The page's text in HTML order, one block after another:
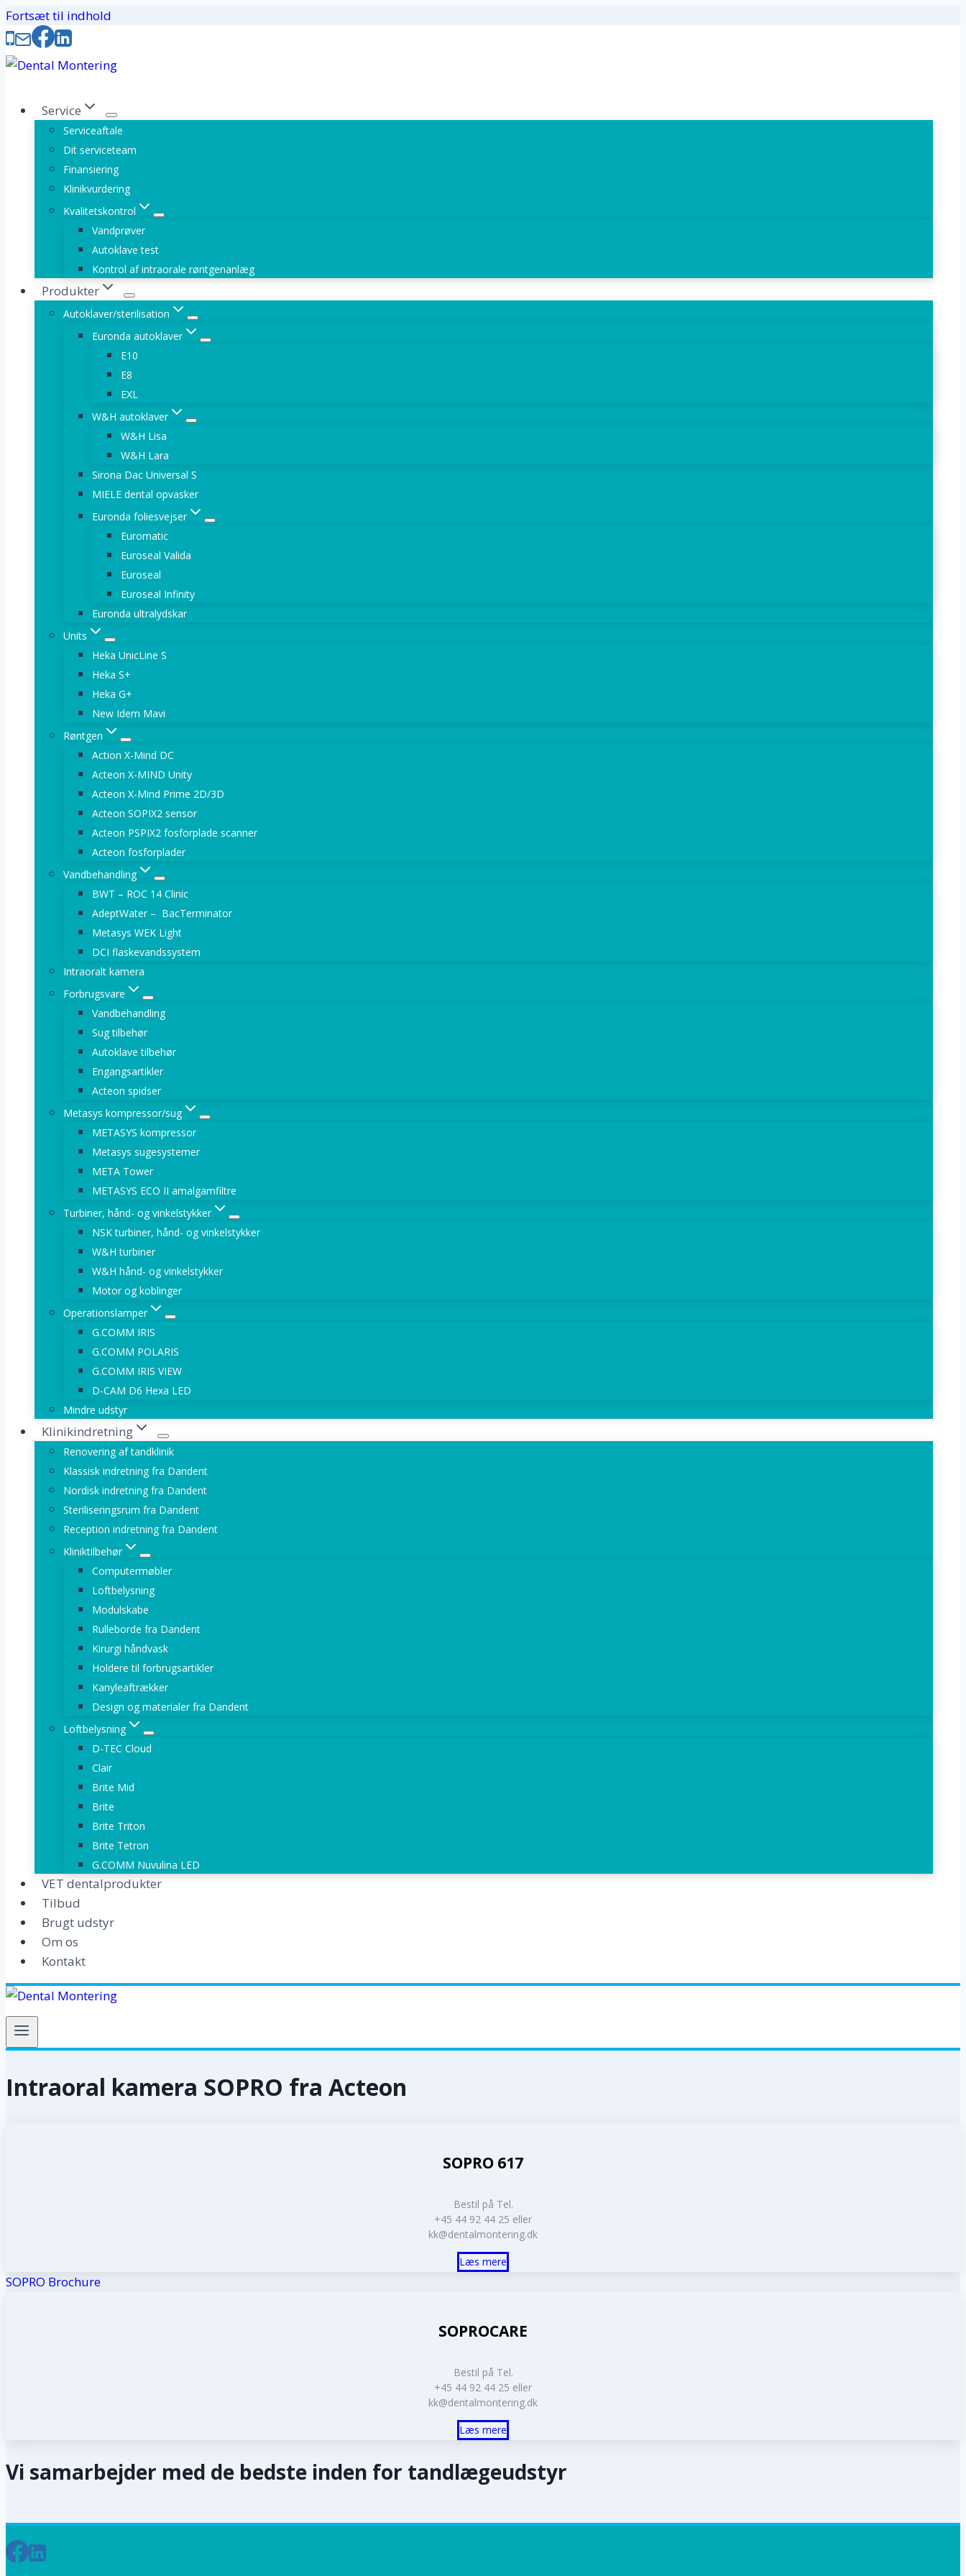
Fortsæt til indhold
Service
Serviceaftale
Dit serviceteam
Finansiering
Klinikvurdering
Kvalitetskontrol
Vandprøver
Autoklave test
Kontrol af intraorale røntgenanlæg
Produkter
Autoklaver/sterilisation
Euronda autoklaver
E10
E8
EXL
W&H autoklaver
W&H Lisa
W&H Lara
Sirona Dac Universal S
MIELE dental opvasker
Euronda foliesvejser
Euromatic
Euroseal Valida
Euroseal
Euroseal Infinity
Euronda ultralydskar
Units
Heka UnicLine S
Heka S+
Heka G+
New Idem Mavi
Røntgen
Action X-Mind DC
Acteon X-MIND Unity
Acteon X-Mind Prime 2D/3D
Acteon SOPIX2 sensor
Acteon PSPIX2 fosforplade scanner
Acteon fosforplader
Vandbehandling
BWT – ROC 14 Clinic
AdeptWater – BacTerminator
Metasys WEK Light
DCI flaskevandssystem
Intraoralt kamera
Forbrugsvare
Vandbehandling
Sug tilbehør
Autoklave tilbehør
Engangsartikler
Acteon spidser
Metasys kompressor/sug
METASYS kompressor
Metasys sugesystemer
META Tower
METASYS ECO II amalgamfiltre
Turbiner, hånd- og vinkelstykker
NSK turbiner, hånd- og vinkelstykker
W&H turbiner
W&H hånd- og vinkelstykker
Motor og koblinger
Operationslamper
G.COMM IRIS
G.COMM POLARIS
G.COMM IRIS VIEW
D-CAM D6 Hexa LED
Mindre udstyr
Klinikindretning
Renovering af tandklinik
Klassisk indretning fra Dandent
Nordisk indretning fra Dandent
Steriliseringsrum fra Dandent
Reception indretning fra Dandent
Kliniktilbehør
Computermøbler
Loftbelysning
Modulskabe
Rulleborde fra Dandent
Kirurgi håndvask
Holdere til forbrugsartikler
Kanyleaftrækker
Design og materialer fra Dandent
Loftbelysning
D-TEC Cloud
Clair
Brite Mid
Brite
Brite Triton
Brite Tetron
G.COMM Nuvulina LED
VET dentalprodukter
Tilbud
Brugt udstyr
Om os
Kontakt
Intraoral kamera SOPRO fra Acteon
SOPRO 617
Bestil på Tel.
+45 44 92 44 25 eller
kk@dentalmontering.dk
Læs mere
SOPRO Brochure
SOPROCARE
Bestil på Tel.
+45 44 92 44 25 eller
kk@dentalmontering.dk
Læs mere
Vi samarbejder med de bedste inden for tandlægeudstyr